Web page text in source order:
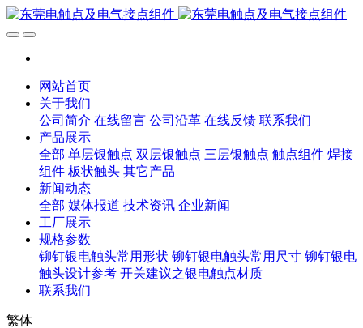
网站首页
关于我们
公司简介 在线留言 公司沿革 在线反馈 联系我们
产品展示
全部 单层银触点 双层银触点 三层银触点 触点组件 焊接
组件 板状触头 其它产品
新闻动态
全部 媒体报道 技术资讯 企业新闻
工厂展示
规格参数
铆钉银电触头常用形状 铆钉银电触头常用尺寸 铆钉银电
触头设计参考 开关建议之银电触点材质
联系我们
繁体